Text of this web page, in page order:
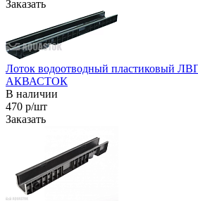
Заказать
Лоток водоотводный пластиковый
АКВАСТОК
В наличии
470 р/шт
Заказать